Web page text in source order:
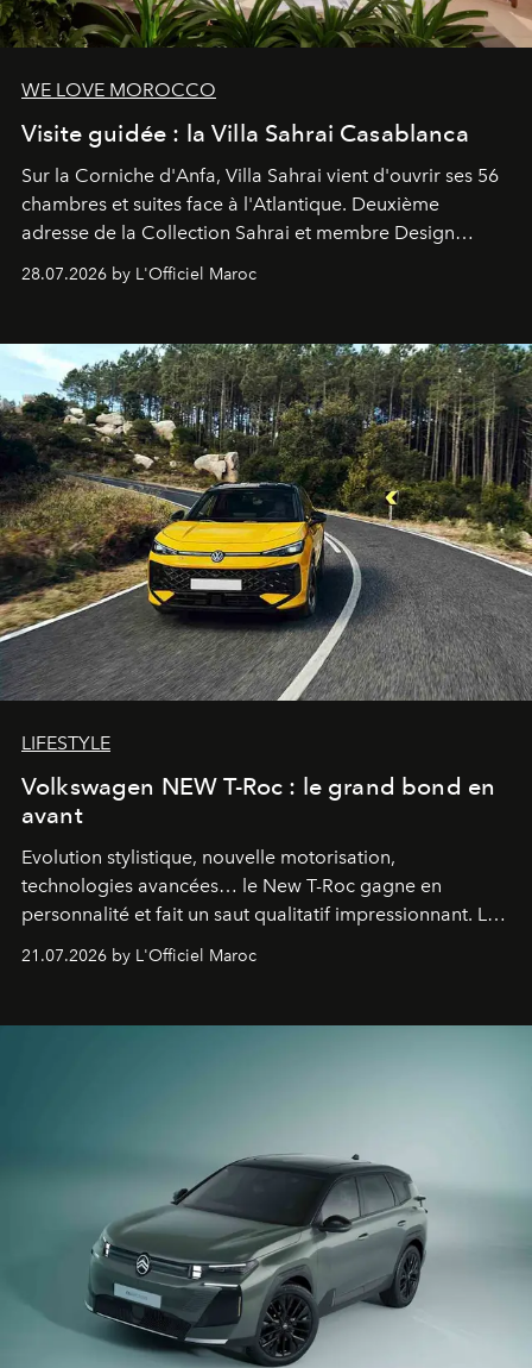
WE LOVE MOROCCO
Visite guidée : la Villa Sahrai Casablanca
Sur la Corniche d'Anfa, Villa Sahrai vient d'ouvrir ses 56
chambres et suites face à l'Atlantique. Deuxième
adresse de la Collection Sahrai et membre Design
Pillet promet un lieu de vie complet. On y a déjeuné…
28.07.2026 by L'Officiel Maroc
LIFESTYLE
Volkswagen NEW T-Roc : le grand bond en
avant
Evolution stylistique, nouvelle motorisation,
technologies avancées… le New T-Roc gagne en
personnalité et fait un saut qualitatif impressionnant. Le
fétiche pour le rendre plus premium. Et le pari semble
21.07.2026 by L'Officiel Maroc